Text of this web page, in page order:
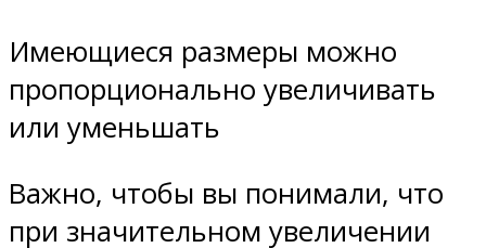
Имеющиеся размеры можно
пропорционально увеличивать
или уменьшать
Важно, чтобы вы понимали, что
при значительном увеличении